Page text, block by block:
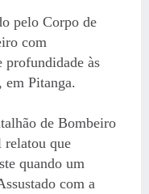
pelo Corpo de
com
profundidade às
em Pitanga.
de Bombeiro
que
quando um
com a